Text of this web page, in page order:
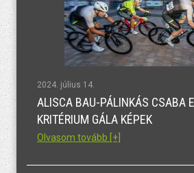
2024. július 14.
ALISCA BAU-PÁLINKÁS CSABA
KRITÉRIUM GÁLA KÉPEK
Olvasom tovább [+]